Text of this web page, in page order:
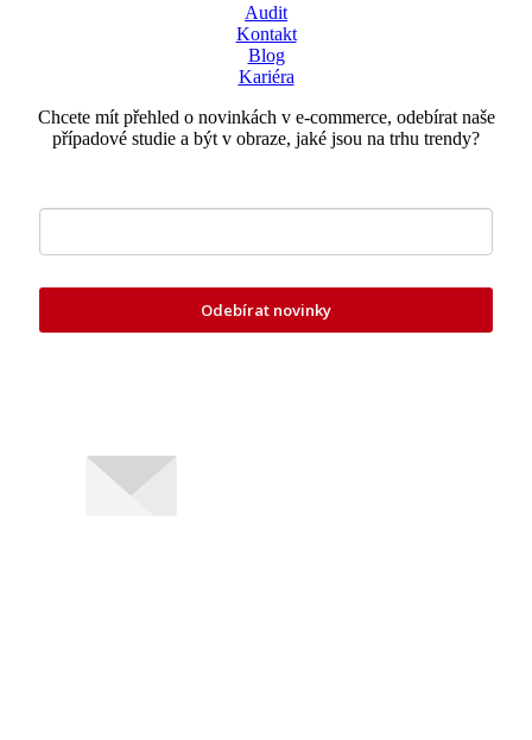
Audit
Kontakt
Blog
Kariéra
Chcete mít přehled o novinkách v e-commerce, odebírat naše
případové studie a být v obraze, jaké jsou na trhu trendy?
Odebírat novinky